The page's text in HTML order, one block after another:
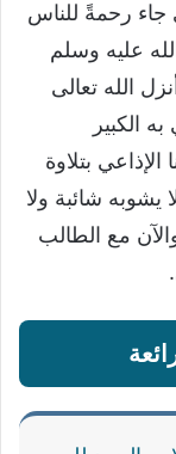
جاء رحمةً للناس
عليه وسلم
الله تعالى
الكبير
بتلاوة
شائبة ولا
مع الطالب